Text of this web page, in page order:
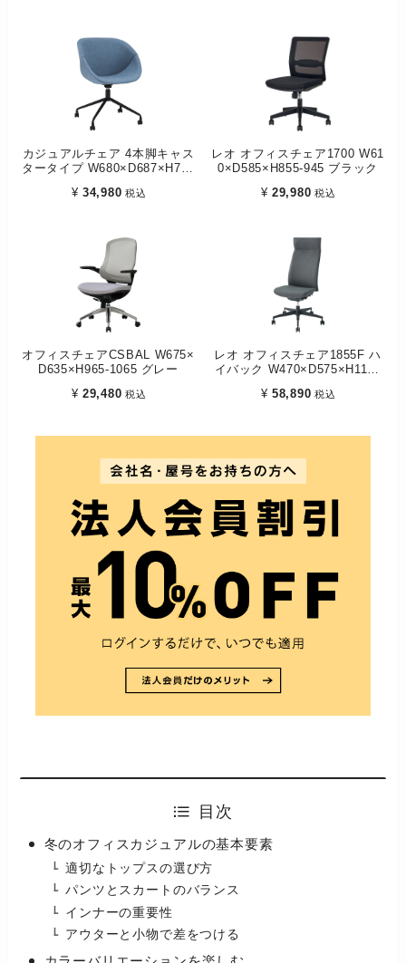
カジュアルチェア 4本脚キャス
タータイプ W680×D687×H785
¥ 34,980 税込
レオ オフィスチェア1700 W61
0×D585×H855-945 ブラック
¥ 29,980 税込
オフィスチェアCSBAL W675×
D635×H965-1065 グレー
¥ 29,480 税込
レオ オフィスチェア1855F ハ
イバック W470×D575×H1100
¥ 58,890 税込
目次
冬のオフィスカジュアルの基本要素
適切なトップスの選び方
パンツとスカートのバランス
インナーの重要性
アウターと小物で差をつける